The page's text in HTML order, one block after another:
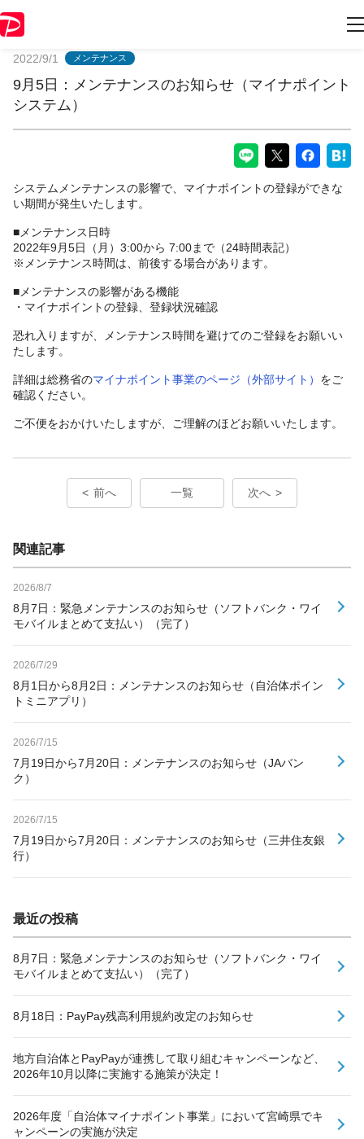
2022/9/1 メンテナンス
9月5日：メンテナンスのお知らせ（マイナポイント
システム）
システムメンテナンスの影響で、マイナポイントの登録ができな
い期間が発生いたします。
■メンテナンス日時
2022年9月5日（月）3:00から 7:00まで（24時間表記）
※メンテナンス時間は、前後する場合があります。
■メンテナンスの影響がある機能
・マイナポイントの登録、登録状況確認
恐れ入りますが、メンテナンス時間を避けてのご登録をお願いい
たします。
詳細は総務省のマイナポイント事業のページ（外部サイト） をご
確認ください。
ご不便をおかけいたしますが、ご理解のほどお願いいたします。
前へ 一覧 次へ
関連記事
2026/8/7
8月7日：緊急メンテナンスのお知らせ（ソフトバンク・ワイ
モバイルまとめて支払い）（完了）
2026/7/29
8月1日から8月2日：メンテナンスのお知らせ（自治体ポイン
トミニアプリ）
2026/7/15
7月19日から7月20日：メンテナンスのお知らせ（JAバン
ク）
2026/7/15
7月19日から7月20日：メンテナンスのお知らせ（三井住友銀
行）
最近の投稿
8月7日：緊急メンテナンスのお知らせ（ソフトバンク・ワイ
モバイルまとめて支払い）（完了）
8月18日：PayPay残高利用規約改定のお知らせ
地方自治体とPayPayが連携して取り組むキャンペーンなど、
2026年10月以降に実施する施策が決定！
2026年度「自治体マイナポイント事業」において宮崎県でキ
ャンペーンの実施が決定